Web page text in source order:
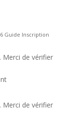
Guide Inscription
Merci de vérifier
Merci de vérifier